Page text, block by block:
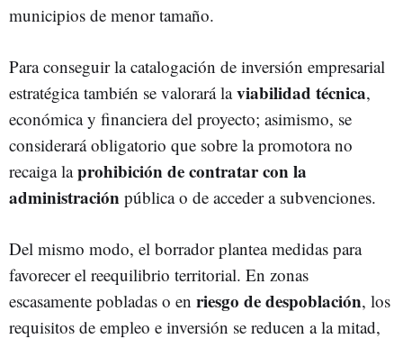
municipios de menor tamaño.
Para conseguir la catalogación de inversión empresarial
estratégica también se valorará laviabilidad técnica,
económica y financiera del proyecto; asimismo, se
considerará obligatorio que sobre la promotora no
recaiga laprohibición de contratar con la
administración pública o de acceder a subvenciones.
Del mismo modo, el borrador plantea medidas para
favorecer el reequilibrio territorial. En zonas
escasamente pobladas o en riesgo de despoblación, los
requisitos de empleo e inversión se reducen a la mitad,